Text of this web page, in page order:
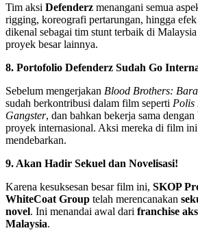
Tim aksi Defenderz menangani semua
rigging, koreografi pertarungan, hingga
dikenal sebagai tim stunt terbaik di
proyek besar lainnya.
8. Portofolio Defenderz Sudah Go
Sebelum mengerjakan Blood Brothers:
sudah berkontribusi dalam film seperti Polis
Gangster, dan bahkan bekerja sama dengan
proyek internasional. Aksi mereka di film ini
mendebarkan.
9. Akan Hadir Sekuel dan Novelisasi!
Karena kesuksesan besar film ini, SKOP
WhiteCoat Group telah merencanakan
novel. Ini menandai awal dari franchise
Malaysia.